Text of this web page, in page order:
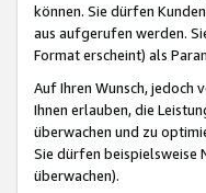
können. Sie dürfen
aus aufgerufen werden.
Format erscheint) als
Auf Ihren Wunsch, jedoch
Ihnen erlauben, die
überwachen und zu
Sie dürfen beispielsweise
überwachen).